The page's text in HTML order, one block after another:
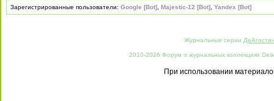
Зарегистрированные пользователи: Google [Bot] Majestic-12 [Bot] Yandex [Bot]
Журнальные серии
2010-2026 Форум о журнальных коллекциях
При использовании